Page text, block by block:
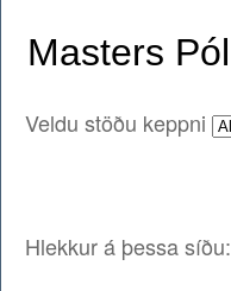
Veldu stöðu keppni
Hlekkur á þessa síðu: